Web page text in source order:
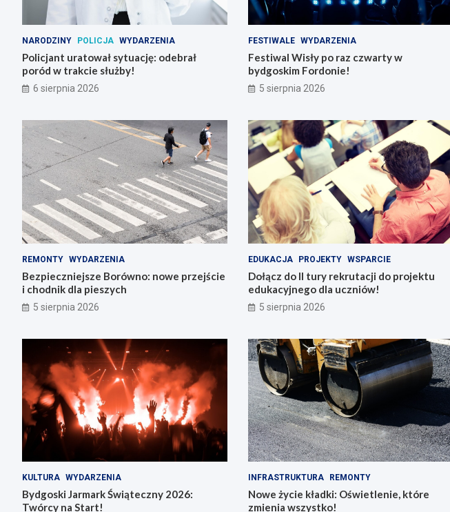
NARODZINY POLICJA WYDARZENIA
Policjant uratował sytuację: odebrał
poród w trakcie służby!
6 sierpnia 2026
FESTIWALE WYDARZENIA
Festiwal Wisły po raz czwarty w
bydgoskim Fordonie!
5 sierpnia 2026
REMONTY WYDARZENIA
Bezpieczniejsze Borówno: nowe przejście
i chodnik dla pieszych
5 sierpnia 2026
EDUKACJA PROJEKTY WSPARCIE
Dołącz do II tury rekrutacji do projektu
edukacyjnego dla uczniów!
5 sierpnia 2026
KULTURA WYDARZENIA
Bydgoski Jarmark Świąteczny 2026:
Twórcy na Start!
INFRASTRUKTURA REMONTY
Nowe życie kładki: Oświetlenie, które
zmienia wszystko!